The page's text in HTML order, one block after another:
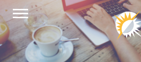
Passer
au
contenu